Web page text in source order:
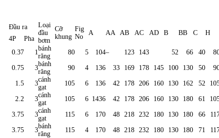
Đầu ra
Loại
đầu
bơm
Cỡ
khung
Fig
No
A AA AB AC AD B BB C
H
4P
Pha
0.37
1
bánh
răng
80 5 104– 123 143 52 66 40
0.75 3
bánh
răng
90 4 136 33 169 178 145 100 130 50
1.5 3
cánh
gạt
105 6 136 42 178 206 160 130 162 52
2.2 3
cánh
gạt
105 6 1436 42 178 206 160 130 180 61
3.75 3
cánh
gạt
115 6 170 48 218 232 180 130 180 66
3.75 3
bánh
răng
115 4 170 48 218 232 180 130 180 71